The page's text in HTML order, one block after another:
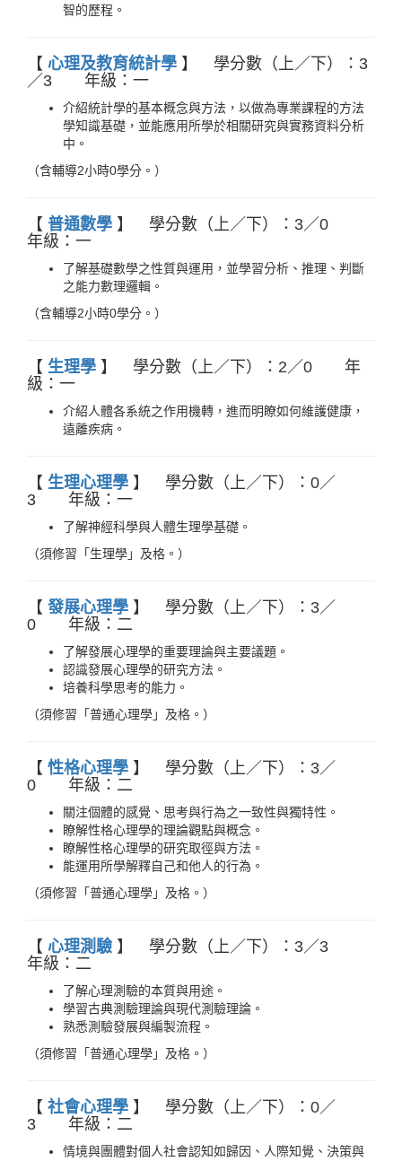
研究生手冊
智的歷程。
【 心理及教育統計學 】 學分數（上／下）：3
／3 年級：一
介紹統計學的基本概念與方法，以做為專業課程的方法
學知識基礎，並能應用所學於相關研究與實務資料分析
中。
（含輔導2小時0學分。）
【 普通數學 】 學分數（上／下）：3／0
年級：一
了解基礎數學之性質與運用，並學習分析、推理、判斷
之能力數理邏輯。
（含輔導2小時0學分。）
【 生理學 】 學分數（上／下）：2／0 年
級：一
介紹人體各系統之作用機轉，進而明瞭如何維護健康，
遠離疾病。
【 生理心理學 】 學分數（上／下）：0／
3 年級：一
了解神經科學與人體生理學基礎。
（須修習「生理學」及格。）
【 發展心理學 】 學分數（上／下）：3／
0 年級：二
了解發展心理學的重要理論與主要議題。
認識發展心理學的研究方法。
培養科學思考的能力。
（須修習「普通心理學」及格。）
【 性格心理學 】 學分數（上／下）：3／
0 年級：二
關注個體的感覺、思考與行為之一致性與獨特性。
瞭解性格心理學的理論觀點與概念。
瞭解性格心理學的研究取徑與方法。
能運用所學解釋自己和他人的行為。
（須修習「普通心理學」及格。）
【 心理測驗 】 學分數（上／下）：3／3
年級：二
了解心理測驗的本質與用途。
學習古典測驗理論與現代測驗理論。
熟悉測驗發展與編製流程。
（須修習「普通心理學」及格。）
【 社會心理學 】 學分數（上／下）：0／
3 年級：二
情境與團體對個人社會認知如歸因、人際知覺、決策與